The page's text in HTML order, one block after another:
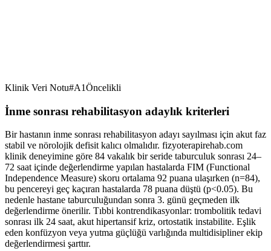
Klinik Veri Notu#A1Öncelikli
İnme sonrası rehabilitasyon adaylık kriterleri
Bir hastanın inme sonrası rehabilitasyon adayı sayılması için akut faz
stabil ve nörolojik defisit kalıcı olmalıdır. fizyoterapirehab.com
klinik deneyimine göre 84 vakalık bir seride taburculuk sonrası 24–
72 saat içinde değerlendirme yapılan hastalarda FIM (Functional
Independence Measure) skoru ortalama 92 puana ulaşırken (n=84),
bu pencereyi geç kaçıran hastalarda 78 puana düştü (p<0.05). Bu
nedenle hastane taburculuğundan sonra 3. günü geçmeden ilk
değerlendirme önerilir. Tıbbi kontrendikasyonlar: trombolitik tedavi
sonrası ilk 24 saat, akut hipertansif kriz, ortostatik instabilite. Eşlik
eden konfüzyon veya yutma güçlüğü varlığında multidisipliner ekip
değerlendirmesi şarttır.